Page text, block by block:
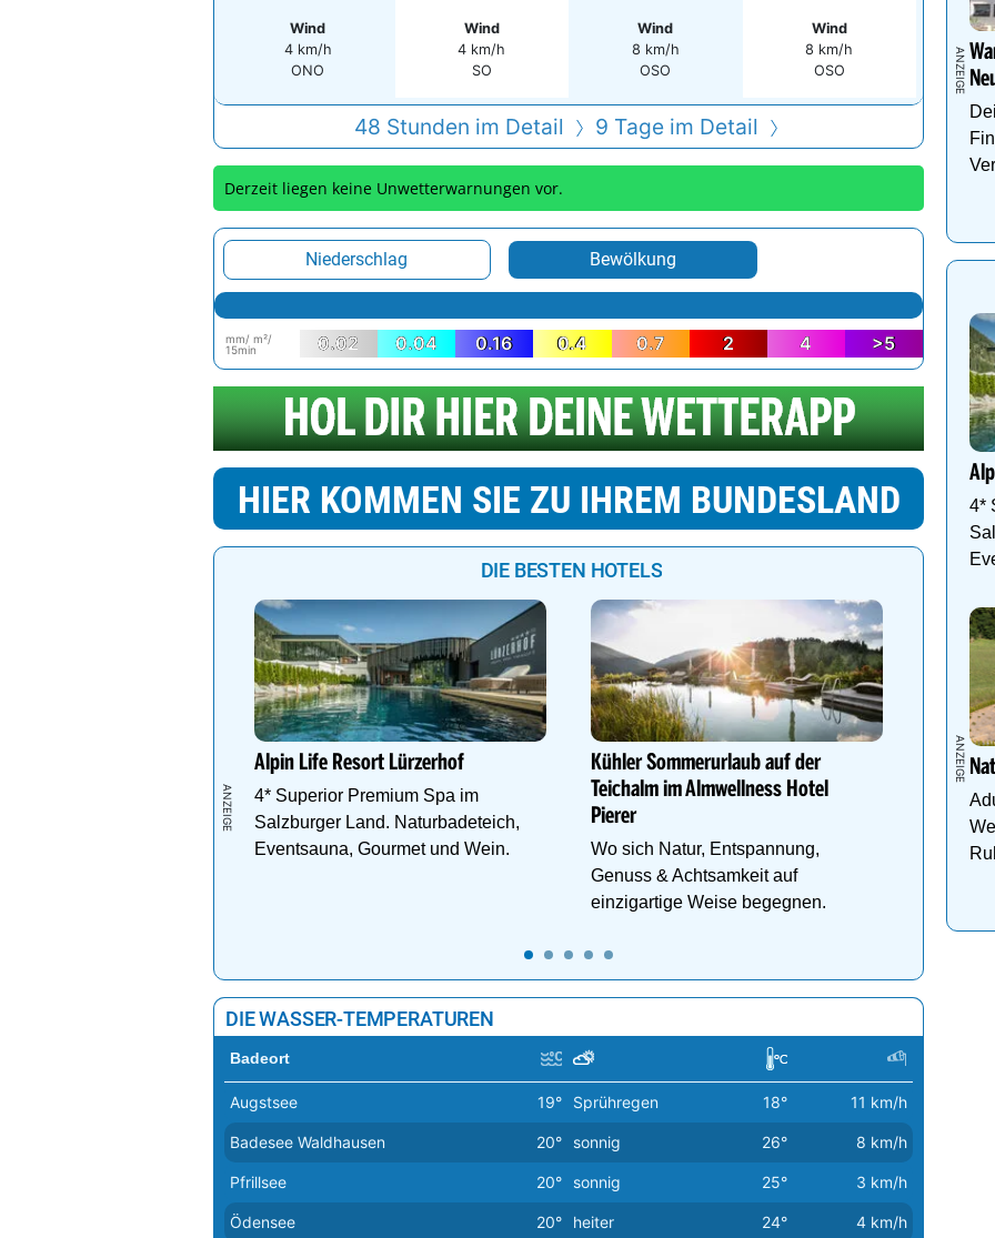
Wind
4 km/h
ONO
Wind
4 km/h
SO
Wind
8 km/h
OSO
Wind
8 km/h
OSO
48 Stunden im Detail 9 Tage im Detail
Derzeit liegen keine Unwetterwarnungen vor.
Niederschlag Bewölkung
mm/ m²/
15min
0.02 0.04 0.16 0.4 0.7 2 4 >5
HIER KOMMEN SIE ZU IHREM BUNDESLAND
DIE BESTEN HOTELS
Alpin Life Resort Lürzerhof
4* Superior Premium Spa im
Salzburger Land. Naturbadeteich,
Eventsauna, Gourmet und Wein.
Kühler Sommerurlaub auf der
Teichalm im Almwellness Hotel
Pierer
Wo sich Natur, Entspannung,
Genuss & Achtsamkeit auf
einzigartige Weise begegnen.
Sich
und
DIE WASSER-TEMPERATUREN
Badeort
Augstsee 19° Sprühregen 18° 11 km/h
Badesee Waldhausen 20° sonnig 26° 8 km/h
Pfrillsee 20° sonnig 25° 3 km/h
Ödensee 20° heiter 24° 4 km/h
4*